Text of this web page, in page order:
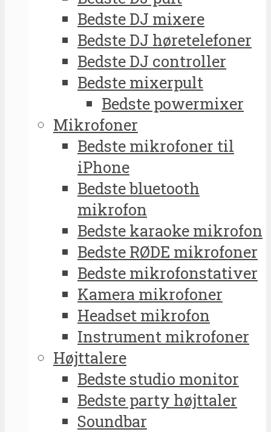
Bedste DJ mixere
Bedste DJ høretelefoner
Bedste DJ controller
Bedste mixerpult
Bedste powermixer
Mikrofoner
Bedste mikrofoner til
iPhone
Bedste bluetooth
mikrofon
Bedste karaoke mikrofon
Bedste RØDE mikrofoner
Bedste mikrofonstativer
Kamera mikrofoner
Headset mikrofon
Instrument mikrofoner
Højttalere
Bedste studio monitor
Bedste party højttaler
Soundbar